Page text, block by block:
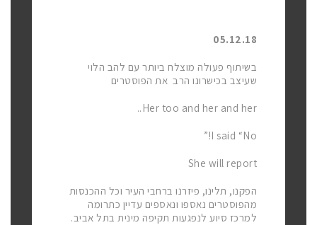
05.12.18
בשיתוף פעולה מוצלח ביותר עם להב הלוי
שעיצב בכישרונו הרב את הפוסטרים
Her too and her and her..
I said “No!”
She will report
הפקנו, תלינו, פיזרנו ברחבי העיר וכל ההכנסות
מהפוסטרים נאספו ונאספים עדיין כתרומה
למרכז סיוע לנפגעות תקיפה מינית בתל אביב.